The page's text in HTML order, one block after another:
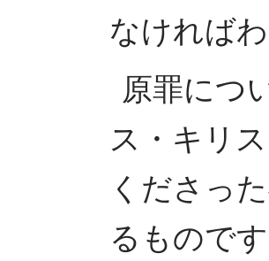
なければ
原罪につ
ス・キリ
くださっ
るもので